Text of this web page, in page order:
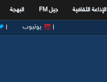
الإذاعة الثقافية جيل FM البهجة
يوتيوب